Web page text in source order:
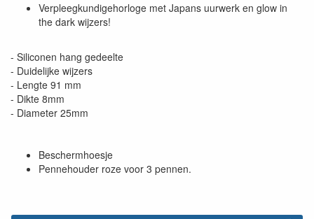
Verpleegkundigehorloge met Japans uurwerk en glow in
the dark wijzers!
- Siliconen hang gedeelte
- Duidelijke wijzers
- Lengte 91 mm
- Dikte 8mm
- Diameter 25mm
Beschermhoesje
Pennehouder roze voor 3 pennen.